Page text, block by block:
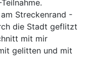
Streckenrand -
die Stadt geflitzt
mit mir
gelitten und mit